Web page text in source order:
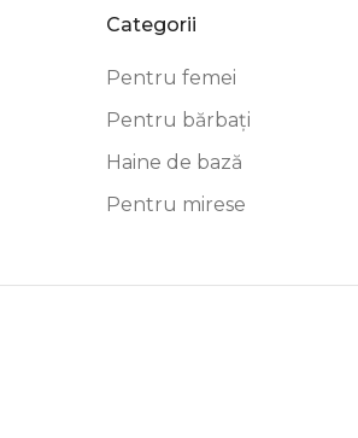
Categorii
Pentru femei
Pentru bărbați
Haine de bază
Pentru mirese